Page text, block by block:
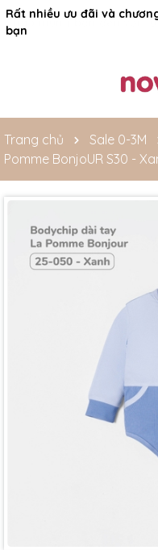
Rất nhiều ưu đãi và
bạn
Trang chủ Sale 0-3M
Pomme BonjoUR S30 -